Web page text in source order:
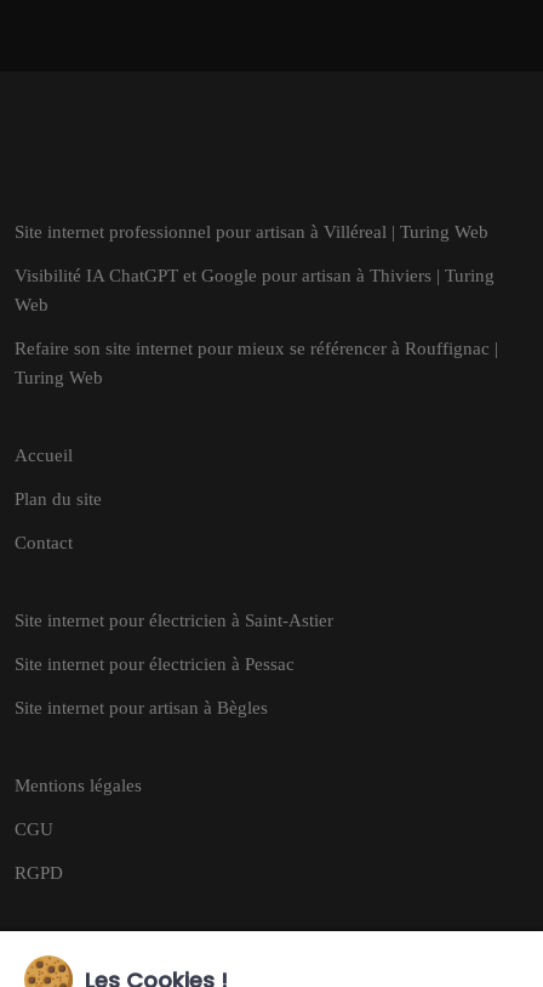
Site internet professionnel pour artisan à Villéreal | Turing Web
Visibilité IA ChatGPT et Google pour artisan à Thiviers | Turing
Web
Refaire son site internet pour mieux se référencer à Rouffignac |
Turing Web
Accueil
Plan du site
Contact
Site internet pour électricien à Saint-Astier
Site internet pour électricien à Pessac
Site internet pour artisan à Bègles
Mentions légales
CGU
RGPD
Les Cookies !